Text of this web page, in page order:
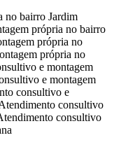
no bairro Jardim
própria no bairro
própria no
própria no
e montagem
e montagem
consultivo e
consultivo
consultivo